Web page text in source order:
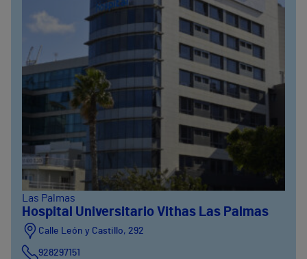
Las Palmas
Hospital Universitario Vithas Las Palmas
Calle León y Castillo, 292
928297151